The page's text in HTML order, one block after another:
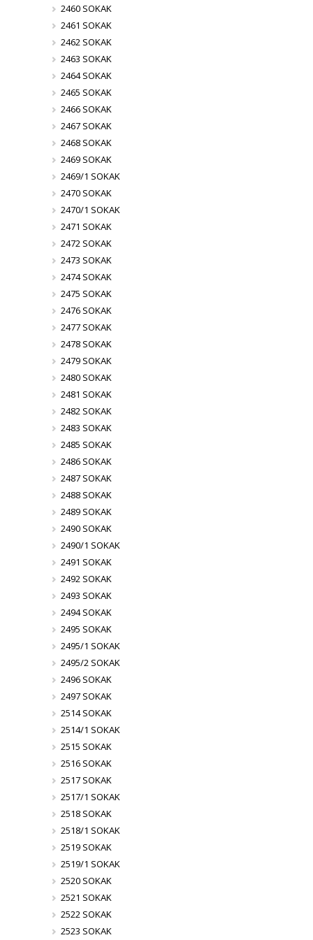
2460 SOKAK
2461 SOKAK
2462 SOKAK
2463 SOKAK
2464 SOKAK
2465 SOKAK
2466 SOKAK
2467 SOKAK
2468 SOKAK
2469 SOKAK
2469/1 SOKAK
2470 SOKAK
2470/1 SOKAK
2471 SOKAK
2472 SOKAK
2473 SOKAK
2474 SOKAK
2475 SOKAK
2476 SOKAK
2477 SOKAK
2478 SOKAK
2479 SOKAK
2480 SOKAK
2481 SOKAK
2482 SOKAK
2483 SOKAK
2485 SOKAK
2486 SOKAK
2487 SOKAK
2488 SOKAK
2489 SOKAK
2490 SOKAK
2490/1 SOKAK
2491 SOKAK
2492 SOKAK
2493 SOKAK
2494 SOKAK
2495 SOKAK
2495/1 SOKAK
2495/2 SOKAK
2496 SOKAK
2497 SOKAK
2514 SOKAK
2514/1 SOKAK
2515 SOKAK
2516 SOKAK
2517 SOKAK
2517/1 SOKAK
2518 SOKAK
2518/1 SOKAK
2519 SOKAK
2519/1 SOKAK
2520 SOKAK
2521 SOKAK
2522 SOKAK
2523 SOKAK